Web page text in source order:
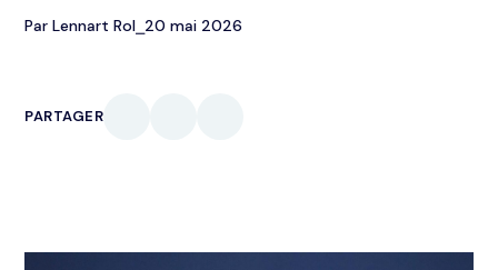
Par Lennart Rol 20 mai 2026
PARTAGER